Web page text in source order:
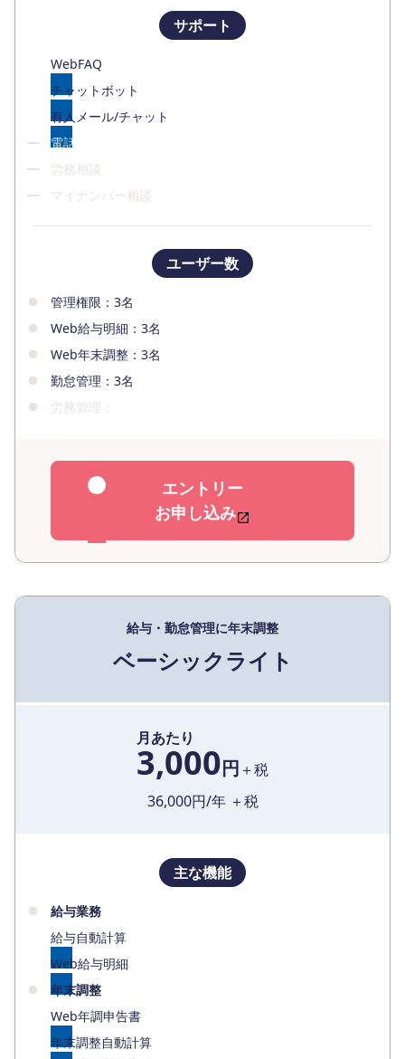
サポート
WebFAQ
チャットボット
有人メール/チャット
電話
労務相談
マイナンバー相談
ユーザー数
管理権限：3名
Web給与明細：3名
Web年末調整：3名
勤怠管理：3名
労務管理：
エントリー
お申し込み
給与・勤怠管理に年末調整
ベーシックライト
月あたり
3,000円 ＋税
36,000円/年 ＋税
主な機能
給与業務
給与自動計算
Web給与明細
年末調整
Web年調申告書
年末調整自動計算